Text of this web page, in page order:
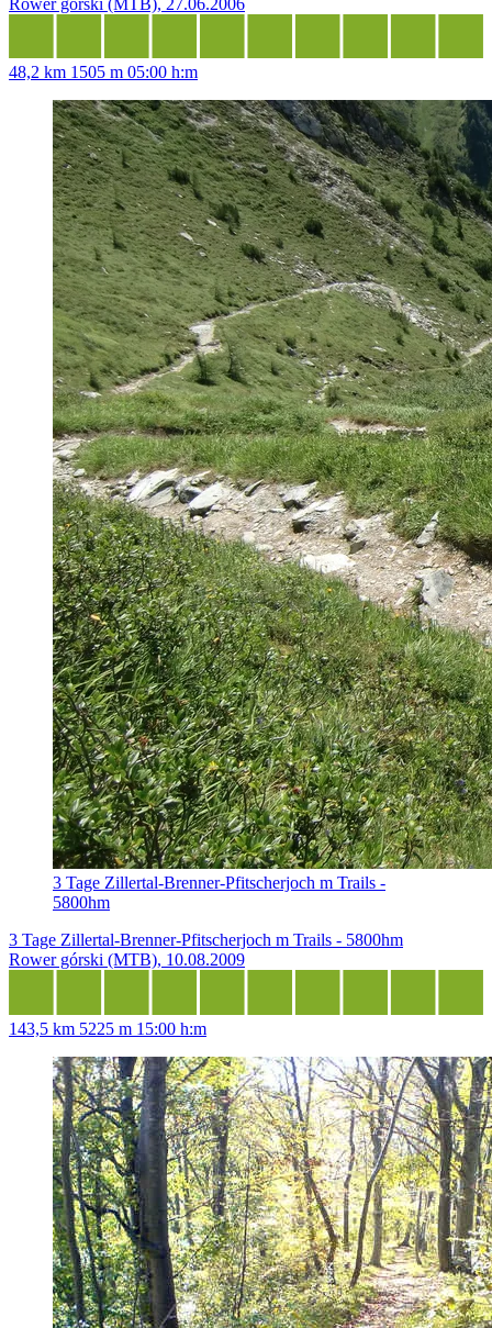
48,2 km 1505 m 05:00 h:m
3 Tage Zillertal-Brenner-Pfitscherjoch m Trails -
5800hm
3 Tage Zillertal-Brenner-Pfitscherjoch m Trails - 5800hm
Rower górski (MTB), 10.08.2009
143,5 km 5225 m 15:00 h:m